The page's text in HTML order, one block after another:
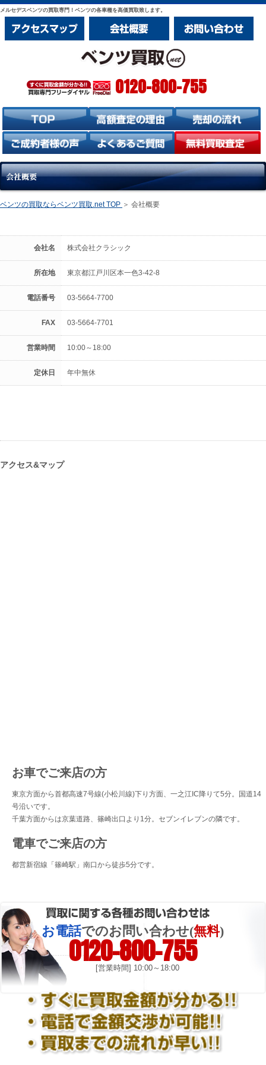
メルセデスベンツの買取専門！ベンツの各車種を高価買取致します。
0120-800-755
ベンツの買取ならベンツ買取.net TOP ＞ 会社概要
会社名 株式会社クラシック
所在地 東京都江戸川区本一色3-42-8
電話番号 03-5664-7700
FAX 03-5664-7701
営業時間 10:00～18:00
定休日 年中無休
アクセス&マップ
お車でご来店の方
東京方面から首都高速7号線(小松川線)下り方面、一之江IC降りて5分。国道14
号沿いです。
千葉方面からは京葉道路、篠崎出口より1分。セブンイレブンの隣です。
電車でご来店の方
都営新宿線「篠崎駅」南口から徒歩5分です。
お電話でのお問い合わせ(無料)
0120-800-755
[営業時間] 10:00～18:00